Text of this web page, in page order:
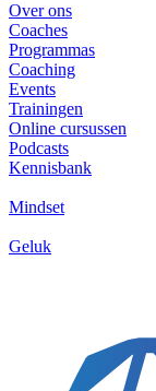
Over ons
Coaches
Programmas
Coaching
Events
Trainingen
Online cursussen
Podcasts
Kennisbank
Mindset
Geluk